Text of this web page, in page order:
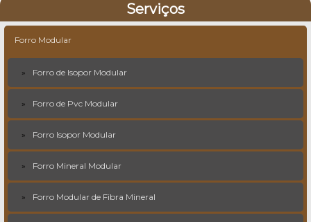
Serviços
Forro Modular
Forro de Isopor Modular
Forro de Pvc Modular
Forro Isopor Modular
Forro Mineral Modular
Forro Modular de Fibra Mineral